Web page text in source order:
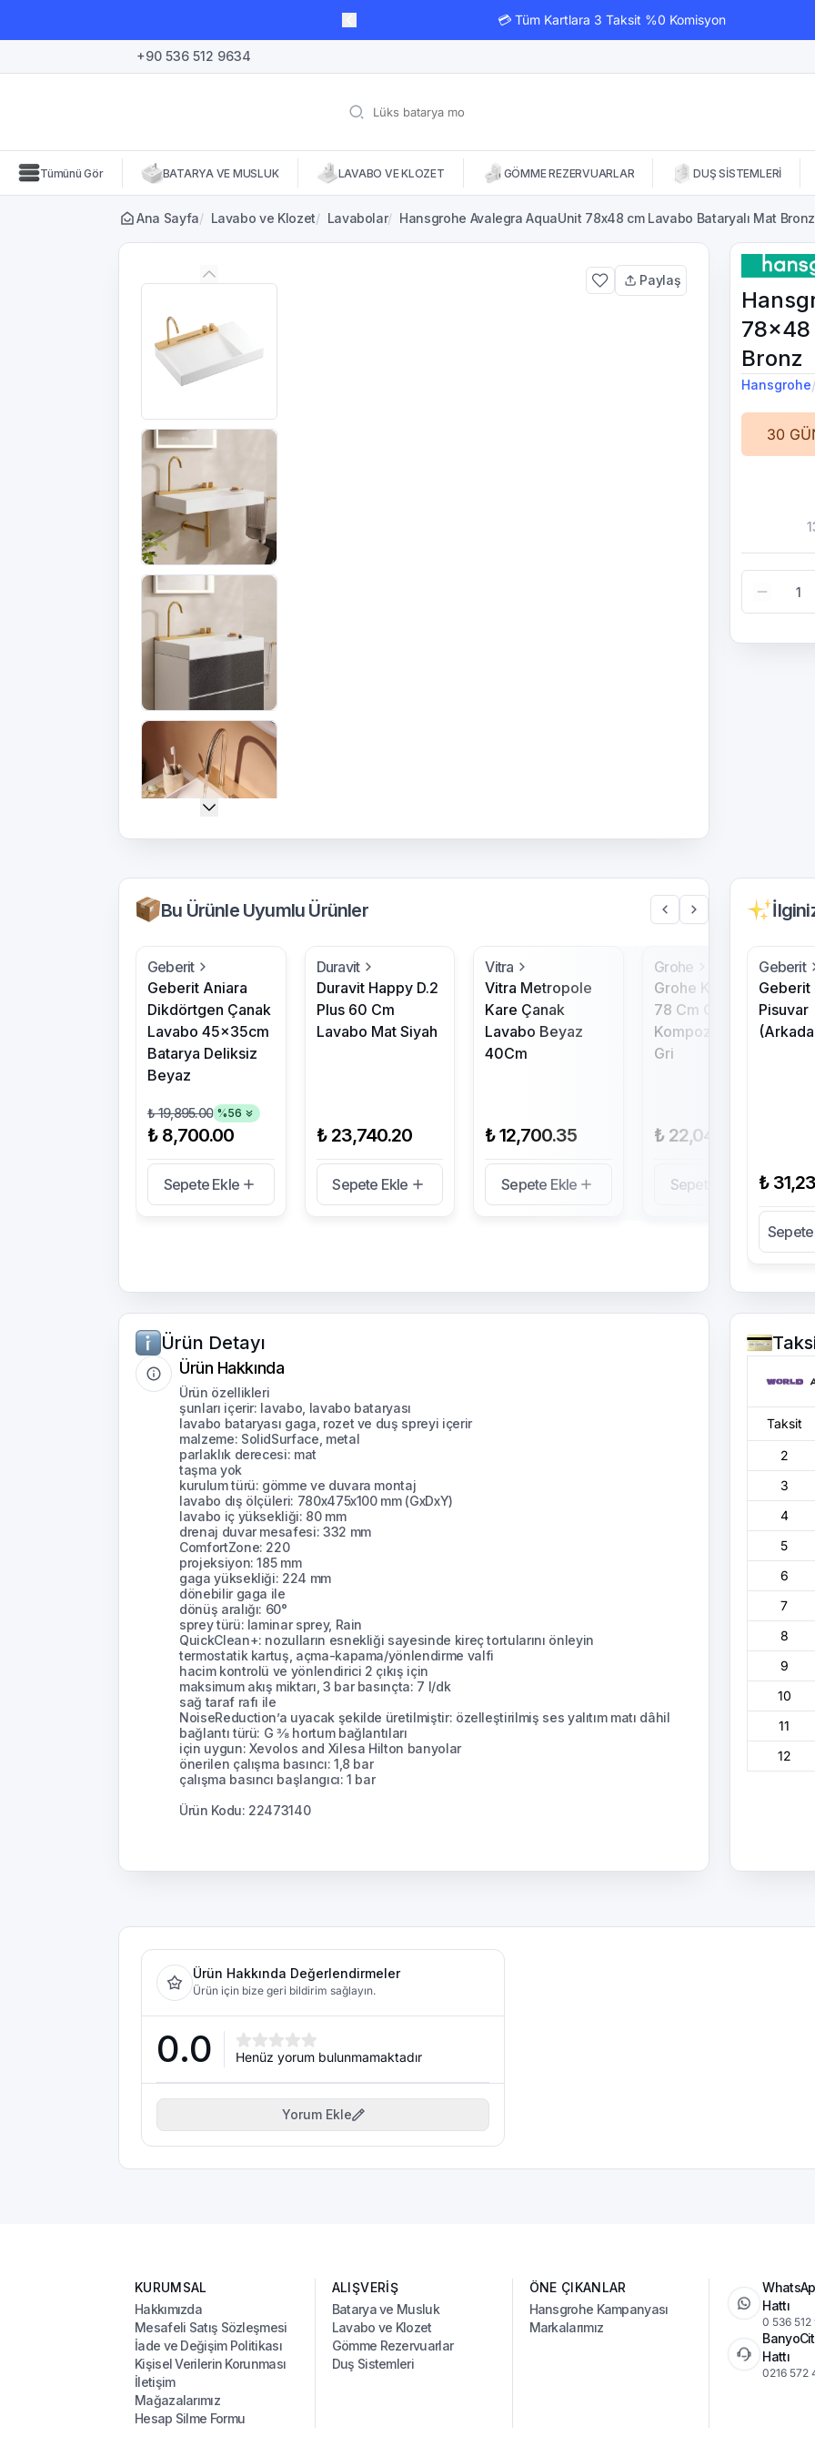
💳 Tüm Kartlara 3 Taksit %0 Komisyon
+90 536 512 9634
Tümünü Gör BATARYA VE MUSLUK LAVABO VE KLOZET GÖMME REZERVUARLAR DUŞ SİSTEMLERİ
Ana Sayfa/ Lavabo ve Klozet/ Lavabolar/ Hansgrohe Avalegra AquaUnit 78x48 cm Lavabo Bataryalı Mat Bronz
Paylaş
78x48
Bronz
Hansgrohe/
30
Bu Ürünle Uyumlu Ürünler
Geberit
Geberit Aniara
Dikdörtgen Çanak
Lavabo 45x35cm
Batarya Deliksiz
Beyaz
₺ 19,895.00 %56
₺ 8,700.00
Sepete Ekle
Duravit
Duravit Happy D.2
Plus 60 Cm
Lavabo Mat Siyah
₺ 23,740.20
Sepete Ekle
Vitra
Vitra Metropole
Kare Çanak
Lavabo Beyaz
40Cm
₺ 12,700.35
Sepete Ekle
Grohe
Grohe K400 50-C
78 Cm Quartz
Kompozit Eviye
Gri
₺ 22,040.47
Sepete Ekle
Geberit
Geberit
Pisuvar
₺
Ürün Detayı
Ürün Hakkında
Ürün özellikleri
şunları içerir: lavabo, lavabo bataryası
lavabo bataryası gaga, rozet ve duş spreyi içerir
malzeme: SolidSurface, metal
parlaklık derecesi: mat
taşma yok
kurulum türü: gömme ve duvara montaj
lavabo dış ölçüleri: 780x475x100 mm (GxDxY)
lavabo iç yüksekliği: 80 mm
drenaj duvar mesafesi: 332 mm
ComfortZone: 220
projeksiyon: 185 mm
gaga yüksekliği: 224 mm
dönebilir gaga ile
dönüş aralığı: 60°
sprey türü: laminar sprey, Rain
QuickClean+: nozulların esnekliği sayesinde kireç tortularını önleyin
termostatik kartuş, açma-kapama/yönlendirme valfi
hacim kontrolü ve yönlendirici 2 çıkış için
maksimum akış miktarı, 3 bar basınçta: 7 l/dk
sağ taraf rafı ile
NoiseReduction’a uyacak şekilde üretilmiştir: özelleştirilmiş ses yalıtım matı dâhil
bağlantı türü: G ⅜ hortum bağlantıları
için uygun: Xevolos and Xilesa Hilton banyolar
önerilen çalışma basıncı: 1,8 bar
çalışma basıncı başlangıcı: 1 bar
Ürün Kodu: 22473140
Taksit
2
3
4
5
6
7
8
9
10
11
12
Ürün Hakkında Değerlendirmeler
Ürün için bize geri bildirim sağlayın.
0.0 Henüz yorum bulunmamaktadır
Yorum Ekle
KURUMSAL
Hakkımızda
Mesafeli Satış Sözleşmesi
İade ve Değişim Politikası
Kişisel Verilerin Korunması
İletişim
Mağazalarımız
Hesap Silme Formu
ALIŞVERİŞ
Batarya ve Musluk
Lavabo ve Klozet
Gömme Rezervuarlar
Duş Sistemleri
ÖNE ÇIKANLAR
Hansgrohe Kampanyası
Markalarımız
Hattı
0 536 512
Hattı
0216 572